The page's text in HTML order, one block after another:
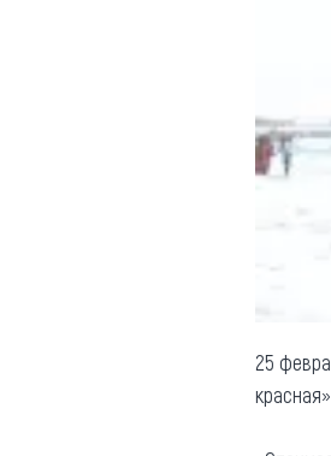
Обращения граждан
Противодействие коррупции
25